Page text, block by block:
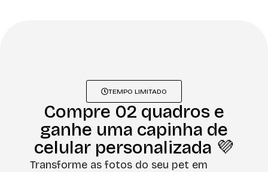
TEMPO LIMITADO
Compre 02 quadros e
ganhe uma capinha de
celular personalizada 💜
Transforme as fotos do seu pet em